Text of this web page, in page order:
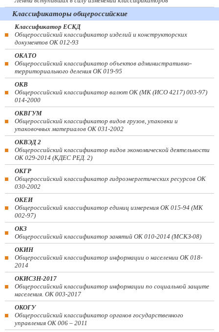
Классификаторы общероссийские
Классификатор ЕСКД
Общероссийский классификатор изделий и конструкторских
документов ОК 012-93
ОКАТО
Общероссийский классификатор объектов административно-
территориального деления ОК 019-95
ОКВ
Общероссийский классификатор валют ОК (МК (ИСО 4217) 003-97)
014-2000
ОКВГУМ
Общероссийский классификатор видов грузов, упаковки и
упаковочных материалов ОК 031-2002
ОКВЭД 2
Общероссийский классификатор видов экономической деятельности
ОК 029-2014 (КДЕС РЕД. 2)
ОКГР
Общероссийский классификатор гидроэнергетических ресурсов ОК
030-2002
ОКЕИ
Общероссийский классификатор единиц измерения ОК 015-94 (МК
002-97)
ОКЗ
Общероссийский классификатор занятий ОК 010-2014 (МСКЗ-08)
ОКИН
Общероссийский классификатор информации о населении ОК 018-
2014
ОКИСЗН-2017
Общероссийский классификатор информации по социальной защите
населения. ОК 003-2017
ОКОГУ
Общероссийский классификатор органов государственного
управления ОК 006 – 2011